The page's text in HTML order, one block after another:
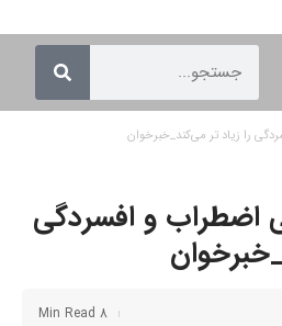
اضطراب و افسردگی
8 Min Read